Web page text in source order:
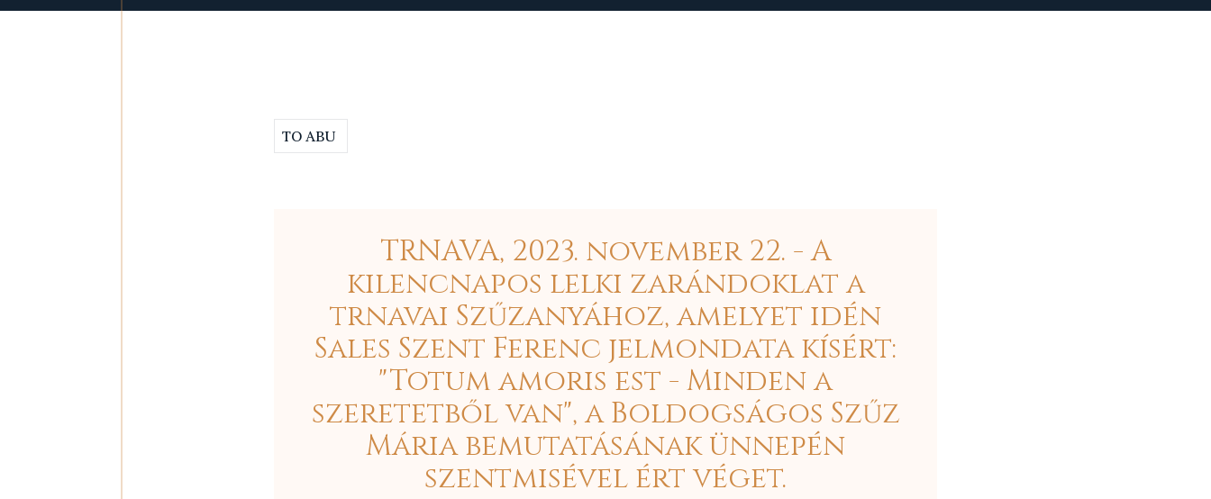
TO ABU
TRNAVA, 2023. november 22. - A
kilencnapos lelki zarándoklat a
trnavai Szűzanyához, amelyet idén
Sales Szent Ferenc jelmondata kísért:
"Totum amoris est - Minden a
szeretetből van", a Boldogságos Szűz
Mária bemutatásának ünnepén
szentmisével ért véget.